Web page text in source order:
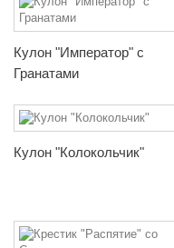
Кулон "Император" с
Гранатами
Кулон "Колокольчик"